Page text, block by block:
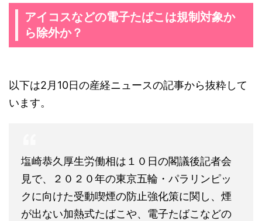
アイコスなどの電子たばこは規制対象か
ら除外か？
以下は2月10日の産経ニュースの記事から抜粋して
います。
塩崎恭久厚生労働相は１０日の閣議後記者会
見で、２０２０年の東京五輪・パラリンピッ
クに向けた受動喫煙の防止強化策に関し、煙
が出ない加熱式たばこや、電子たばこなどの